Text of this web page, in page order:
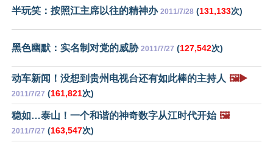
半玩笑：按照江主席以往的精神办 2011/7/28 (131,133次)
黑色幽默：实名制对党的威胁 2011/7/27 (127,542次)
动车新闻！没想到贵州电视台还有如此棒的主持人 🖼️▶️
2011/7/27 (161,821次)
稳如…泰山！一个和谐的神奇数字从江时代开始 🖼️
2011/7/27 (163,547次)